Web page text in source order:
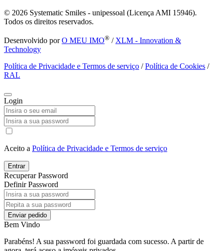
© 2026 Systematic Smiles - unipessoal (Licença AMI 15946).
Todos os direitos reservados.
Desenvolvido porO MEU IMO® / XLM - Innovation &
Technology
Política de Privacidade e Termos de serviço /Política de Cookies /
RAL
Login
Aceito a Política de Privacidade e Termos de serviço
Entrar
Recuperar Password
Definir Password
Enviar pedido
Bem Vindo
Parabéns! A sua password foi guardada com sucesso. A partir de